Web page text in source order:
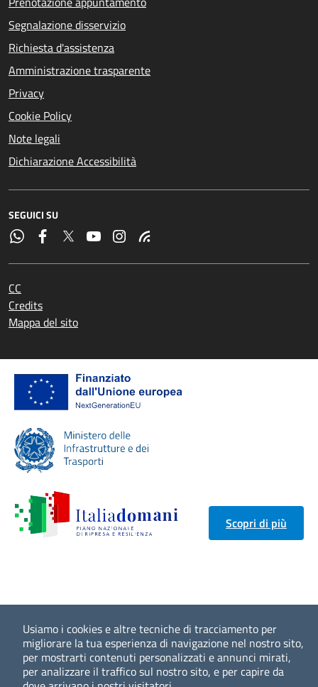
Usiamo i cookies e altre tecniche di tracciamento per
migliorare la tua esperienza di navigazione nel nostro sito,
per mostrarti contenuti personalizzati e annunci mirati,
per analizzare il traffico sul nostro sito, e per capire da
Segnalazione disservizio
Richiesta d'assistenza
Amministrazione trasparente
Privacy
Cookie Policy
Note legali
Dichiarazione Accessibilità
SEGUICI SU
CC
Credits
Mappa del sito
Scopri di più